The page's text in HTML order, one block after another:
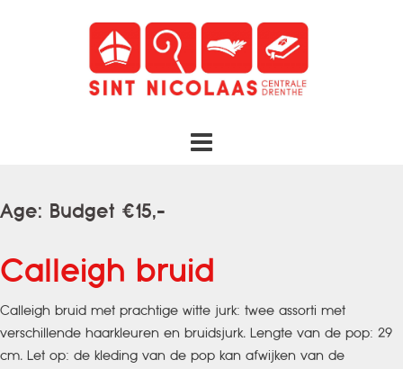
Age: Budget €15,-
Calleigh bruid
Calleigh bruid met prachtige witte jurk: twee assorti met
verschillende haarkleuren en bruidsjurk. Lengte van de pop: 29
cm. Let op: de kleding van de pop kan afwijken van de